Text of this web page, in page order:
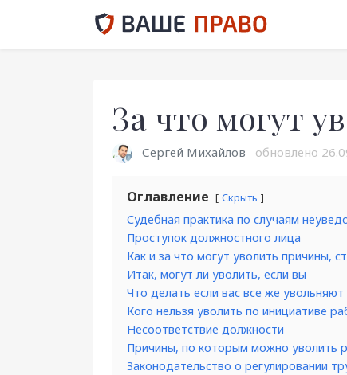
За что могут
Сергей Михайлов обновлено
Оглавление Скрыть
Судебная практика по случаям
Проступок должностного лица
Как и за что могут уволить причины,
Итак, могут ли уволить, если вы
Что делать если вас все же увольняют
Кого нельзя уволить по инициативе
Несоответствие должности
Причины, по которым можно уволить
Законодательство о регулировании